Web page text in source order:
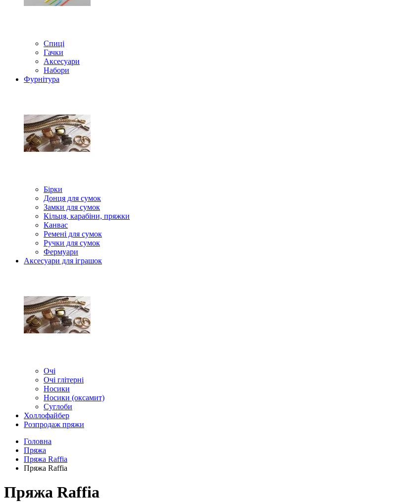
Спиці
Гачки
Аксесуари
Набори
Фурнітура
Бірки
Донця для сумок
Замки для сумок
Кільця, карабіни, пряжки
Канвас
Ремені для сумок
Ручки для сумок
Фермуари
Аксесуари для іграшок
Очі
Очі глітерні
Носики
Носики (оксамит)
Суглоби
Холлофайбер
Розпродаж пряжи
Головна
Пряжа
Пряжа Raffia
Пряжа Raffia
Пряжа Raffia